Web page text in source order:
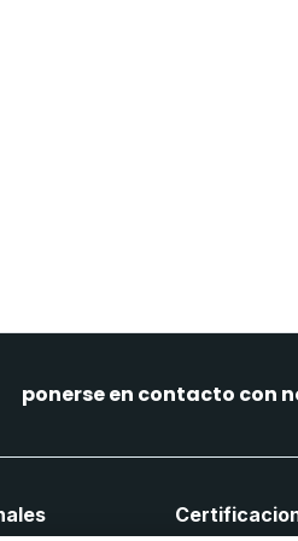
ponerse en contacto con